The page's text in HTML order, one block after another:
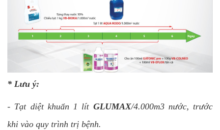
* Lưu ý:
- Tạt diệt khuẩn 1 lít GLUMAX/4.000m3 nước, trước
khi vào quy trình trị bệnh.